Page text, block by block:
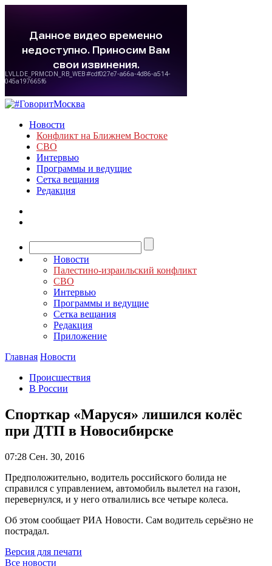
Новости
Конфликт на Ближнем Востоке
СВО
Интервью
Программы и ведущие
Сетка вещания
Редакция
Новости
Палестино-израильский конфликт
СВО
Интервью
Программы и ведущие
Сетка вещания
Редакция
Приложение
Главная Новости
Происшествия
В России
Спорткар «Маруся» лишился колёс
при ДТП в Новосибирске
07:28 Сен. 30, 2016
Предположительно, водитель российского болида не
справился с управлением, автомобиль вылетел на газон,
перевернулся, и у него отвалились все четыре колеса.
Об этом сообщает РИА Новости. Сам водитель серьёзно не
пострадал.
Версия для печати
Все новости